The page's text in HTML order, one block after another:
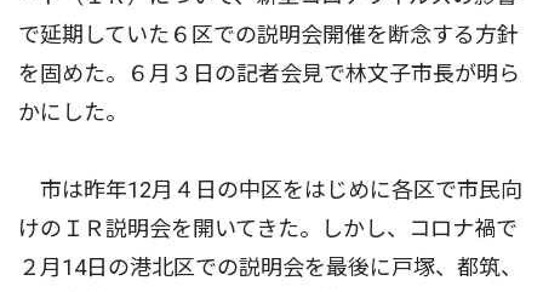
で延期していた６区での説明会開催を断念する方針
を固めた。６月３日の記者会見で林文子市長が明ら
かにした。
市は昨年12月４日の中区をはじめに各区で市民向
けのＩＲ説明会を開いてきた。しかし、コロナ禍で
２月14日の港北区での説明会を最後に戸塚、都筑、